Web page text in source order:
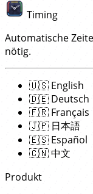
Timing
Automatische
nötig.
🇺🇸 English
🇩🇪 Deutsch
🇫🇷 Français
🇯🇵 日本語
🇪🇸 Español
🇨🇳中文
Produkt